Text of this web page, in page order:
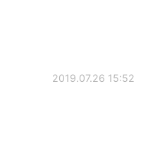
2019.07.26 15:52